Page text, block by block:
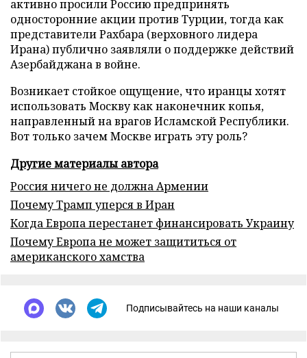
активно просили Россию предпринять
односторонние акции против Турции, тогда как
представители Рахбара (верховного лидера
Ирана) публично заявляли о поддержке действий
Азербайджана в войне.
Возникает стойкое ощущение, что иранцы хотят
использовать Москву как наконечник копья,
направленный на врагов Исламской Республики.
Вот только зачем Москве играть эту роль?
Другие материалы автора
Россия ничего не должна Армении
Почему Трамп уперся в Иран
Когда Европа перестанет финансировать Украину
Почему Европа не может защититься от
американского хамства
Подписывайтесь на наши каналы